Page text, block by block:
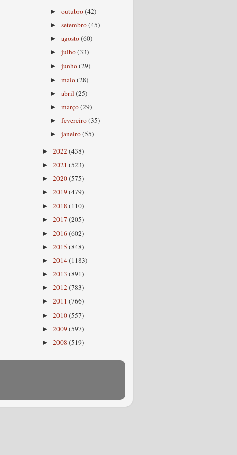
►outubro(42)
►setembro(45)
►agosto(60)
►julho(33)
►junho(29)
►maio(28)
►abril(25)
►março(29)
►fevereiro(35)
►janeiro(55)
► 2022(438)
► 2021 (523)
► 2020(575)
► 2019(479)
► 2018 (110)
► 2017 (205)
► 2016(602)
► 2015 (848)
► 2014(1183)
► 2013 (891)
► 2012(783)
► 2011 (766)
► 2010(557)
► 2009(597)
► 2008 (519)